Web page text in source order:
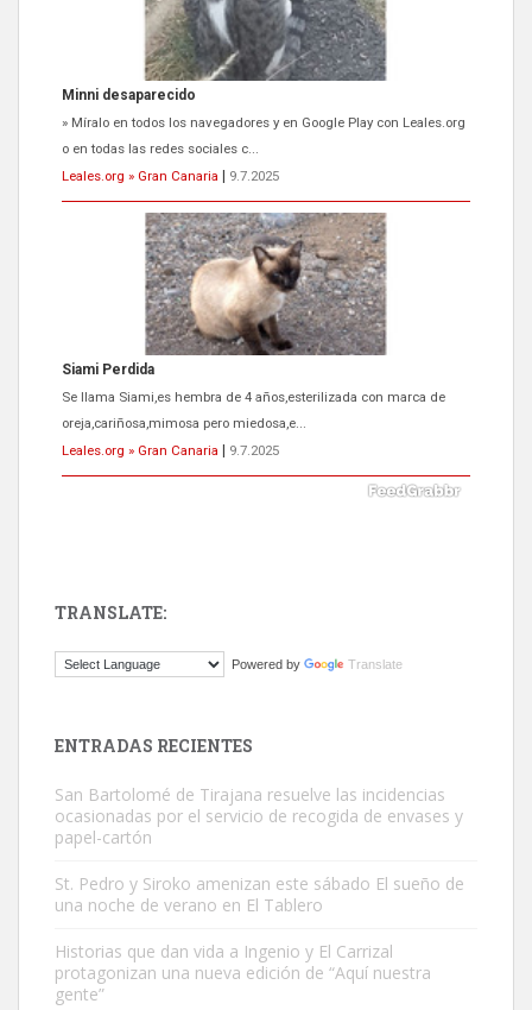
Minni desaparecido
» Míralo en todos los navegadores y en Google Play con Leales.org
o en todas las redes sociales c...
Leales.org » Gran Canaria
9.7.2025
Siami Perdida
Se llama Siami,es hembra de 4 años,esterilizada con marca de
oreja,cariñosa,mimosa pero miedosa,e...
Leales.org » Gran Canaria
9.7.2025
El ayuntamiento se va a llevar a Los Gatos callejeros de la zona los
Este gato macho ha aparecido en la calle hace menos de un mes,
es muy manso y extremadamente cari...
Leales.org » Gran Canaria
TRANSLATE:
Powered by Translate
ENTRADAS RECIENTES
San Bartolomé de Tirajana resuelve las incidencias
ocasionadas por el servicio de recogida de envases y
papel-cartón
St. Pedro y Siroko amenizan este sábado El sueño de
una noche de verano en El Tablero
Historias que dan vida a Ingenio y El Carrizal
protagonizan una nueva edición de “Aquí nuestra
gente”